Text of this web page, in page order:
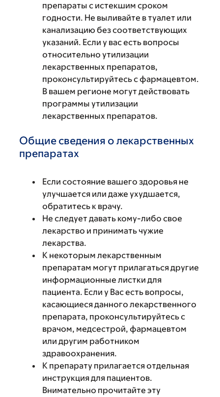
препараты с истекшим сроком
годности. Не выливайте в туалет или
канализацию без соответствующих
указаний. Если у вас есть вопросы
относительно утилизации
лекарственных препаратов,
проконсультируйтесь с фармацевтом.
В вашем регионе могут действовать
программы утилизации
лекарственных препаратов.
Общие сведения о лекарственных
препаратах
Если состояние вашего здоровья не
улучшается или даже ухудшается,
обратитесь к врачу.
Не следует давать кому-либо свое
лекарство и принимать чужие
лекарства.
К некоторым лекарственным
препаратам могут прилагаться другие
информационные листки для
пациента. Если у Вас есть вопросы,
касающиеся данного лекарственного
препарата, проконсультируйтесь с
врачом, медсестрой, фармацевтом
или другим работником
здравоохранения.
К препарату прилагается отдельная
инструкция для пациентов.
Внимательно прочитайте эту